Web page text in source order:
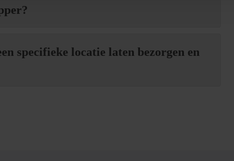
specifieke locatie laten bezorgen en